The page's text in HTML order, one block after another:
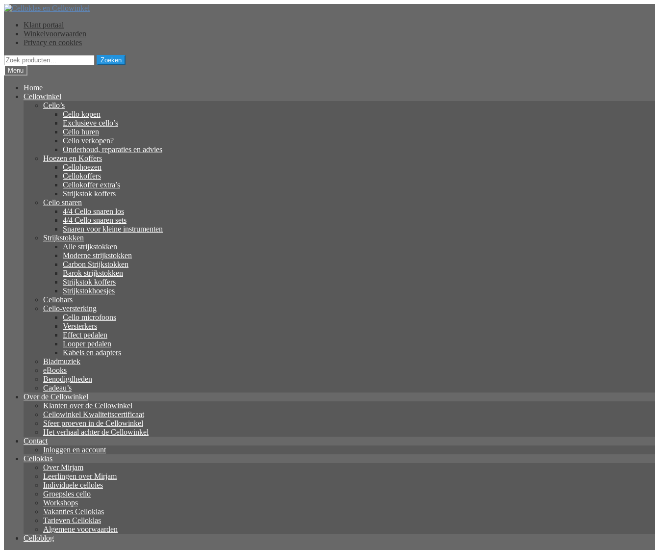
Ga
naar
navigatie
Ga
inhoud
Klant portaal
Winkelvoorwaarden
Privacy en cookies
Zoeken
naar:
Zoeken
Menu
Home
Cellowinkel
Cello’s
Cello kopen
Exclusieve cello’s
Cello huren
Cello verkopen?
Onderhoud, reparaties en advies
Hoezen en Koffers
Cellohoezen
Cellokoffers
Cellokoffer extra’s
Strijkstok koffers
Cello snaren
4/4 Cello snaren los
4/4 Cello snaren sets
Snaren voor kleine instrumenten
Strijkstokken
Alle strijkstokken
Moderne strijkstokken
Carbon Strijkstokken
Barok strijkstokken
Strijkstok koffers
Strijkstokhoesjes
Cellohars
Cello-versterking
Cello microfoons
Versterkers
Effect pedalen
Looper pedalen
Kabels en adapters
Bladmuziek
eBooks
Benodigdheden
Cadeau’s
Over de Cellowinkel
Klanten over de Cellowinkel
Cellowinkel Kwaliteitscertificaat
Sfeer proeven in de Cellowinkel
Het verhaal achter de Cellowinkel
Contact
Inloggen en account
Celloklas
Over Mirjam
Leerlingen over Mirjam
Individuele celloles
Groepsles cello
Workshops
Vakanties Celloklas
Tarieven Celloklas
Algemene voorwaarden
Celloblog